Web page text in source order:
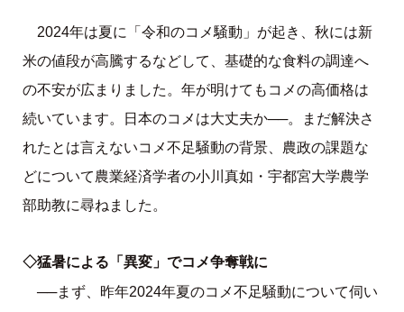
2024年は夏に「令和のコメ騒動」が起き、秋には新
米の値段が高騰するなどして、基礎的な食料の調達へ
の不安が広まりました。年が明けてもコメの高価格は
続いています。日本のコメは大丈夫か──。まだ解決さ
れたとは言えないコメ不足騒動の背景、農政の課題な
どについて農業経済学者の小川真如・宇都宮大学農学
部助教に尋ねました。
◇猛暑による「異変」でコメ争奪戦に
──まず、昨年2024年夏のコメ不足騒動について伺い